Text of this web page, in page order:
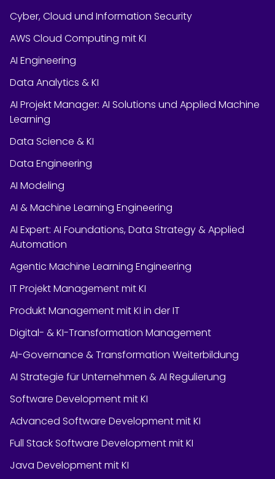
Cyber, Cloud und Information Security
AWS Cloud Computing mit KI
AI Engineering
Data Analytics & KI
AI Projekt Manager: AI Solutions und Applied Machine
Learning
Data Science & KI
Data Engineering
AI Modeling
AI & Machine Learning Engineering
AI Expert: AI Foundations, Data Strategy & Applied
Automation
Agentic Machine Learning Engineering
IT Projekt Management mit KI
Produkt Management mit KI in der IT
Digital- & KI-Transformation Management
AI-Governance & Transformation Weiterbildung
AI Strategie für Unternehmen & AI Regulierung
Software Development mit KI
Advanced Software Development mit KI
Full Stack Software Development mit KI
Java Development mit KI